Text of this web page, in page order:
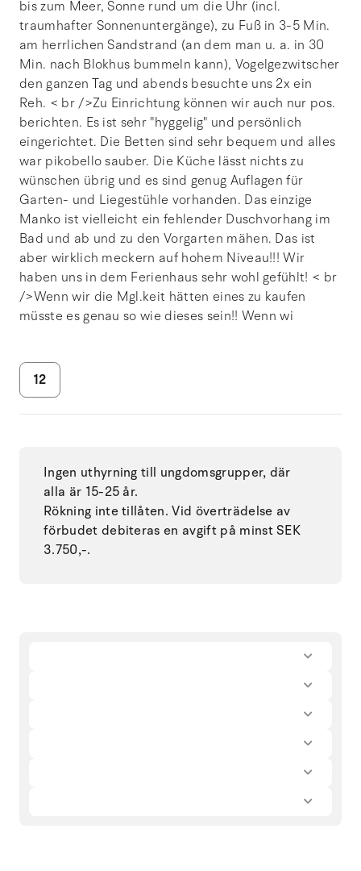
bis zum Meer, Sonne rund um die Uhr (incl.
traumhafter Sonnenuntergänge), zu Fuß in 3-5 Min.
am herrlichen Sandstrand (an dem man u. a. in 30
Min. nach Blokhus bummeln kann), Vogelgezwitscher
den ganzen Tag und abends besuchte uns 2x ein
Reh. < br />Zu Einrichtung können wir auch nur pos.
berichten. Es ist sehr "hyggelig" und persönlich
eingerichtet. Die Betten sind sehr bequem und alles
war pikobello sauber. Die Küche lässt nichts zu
wünschen übrig und es sind genug Auflagen für
Garten- und Liegestühle vorhanden. Das einzige
Manko ist vielleicht ein fehlender Duschvorhang im
Bad und ab und zu den Vorgarten mähen. Das ist
aber wirklich meckern auf hohem Niveau!!! Wir
haben uns in dem Ferienhaus sehr wohl gefühlt! < br
/>Wenn wir die Mgl.keit hätten eines zu kaufen
müsste es genau so wie dieses sein!! Wenn wi
12
Ingen uthyrning till ungdomsgrupper, där
alla är 15-25 år.
Rökning inte tillåten. Vid överträdelse av
förbudet debiteras en avgift på minst SEK
3.750,-.